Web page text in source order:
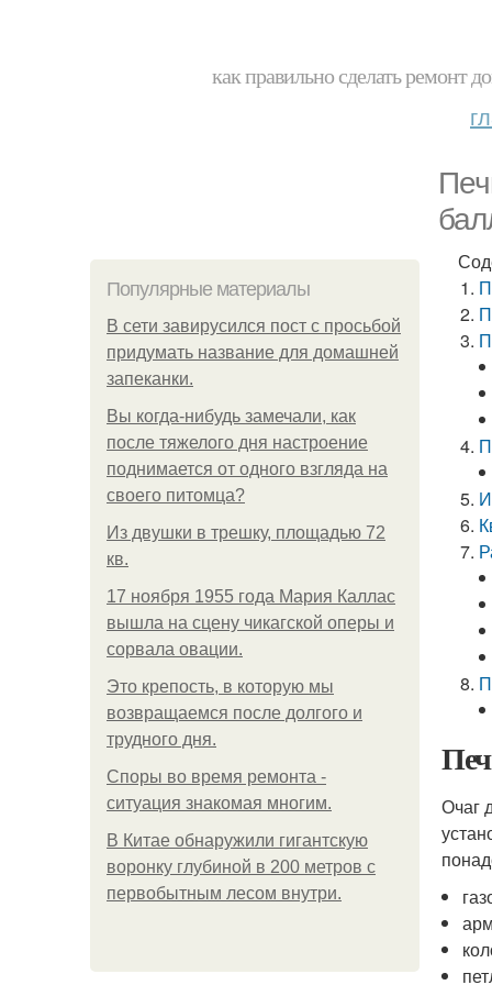
как правильно сделать ремонт
Популярные материалы
В сети завирусился пост с просьбой
придумать название для домашней
запеканки.
Вы когда-нибудь замечали, как
после тяжелого дня настроение
поднимается от одного взгляда на
своего питомца?
Из двушки в трешку, площадью 72
кв.
17 ноября 1955 года Мария Каллас
вышла на сцену чикагской оперы и
сорвала овации.
Это крепость, в которую мы
возвращаемся после долгого и
трудного дня.
Споры во время ремонта -
ситуация знакомая многим.
В Китaе обнаружили гигaнтскую
воронку глубиной в 200 метров с
первобытным лесом внутри.
Очаг